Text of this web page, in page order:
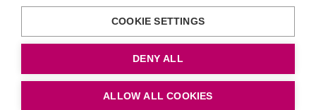
COOKIE SETTINGS
DENY ALL
ALLOW ALL COOKIES
Rosenlundsgatan 54
118 63 Stockholm
+46 (0)10-414 42 00